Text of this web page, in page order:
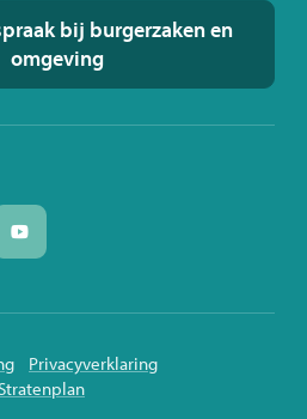
bij burgerzaken en
omgeving
Privacyverklaring